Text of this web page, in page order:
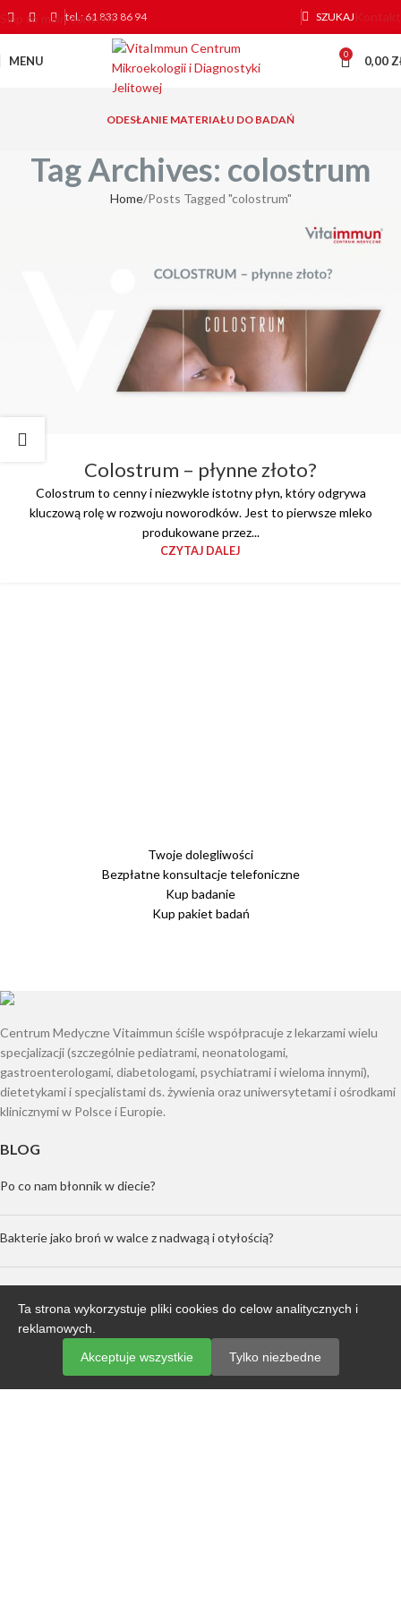
Skip to main content
tel.: 61 833 86 94 SZUKAJ Kontakt
MENU 0 0,00
ODESŁANIE MATERIAŁU DO BADAŃ
Tag Archives: colostrum
Home Posts Tagged "colostrum"
Colostrum – płynne złoto?
Colostrum to cenny i niezwykle istotny płyn, który odgrywa
kluczową rolę w rozwoju noworodków. Jest to pierwsze mleko
produkowane przez...
CZYTAJ DALEJ
Twoje dolegliwości
Bezpłatne konsultacje telefoniczne
Kup badanie
Kup pakiet badań
Centrum Medyczne Vitaimmun ściśle współpracuje z lekarzami wielu
specjalizacji (szczególnie pediatrami, neonatologami,
gastroenterologami, diabetologami, psychiatrami i wieloma innymi),
dietetykami i specjalistami ds. żywienia oraz uniwersytetami i ośrodkami
klinicznymi w Polsce i Europie.
BLOG
Po co nam błonnik w diecie?
Bakterie jako broń w walce z nadwagą i otyłością?
Alergia wziewna – co to jest?
KONTAKT
ul Kosynierska 10a/L2
60-241 Poznań
Ta strona wykorzystuje pliki cookies do celow analitycznych i
reklamowych.
Akceptuje wszystkie
Tylko niezbedne